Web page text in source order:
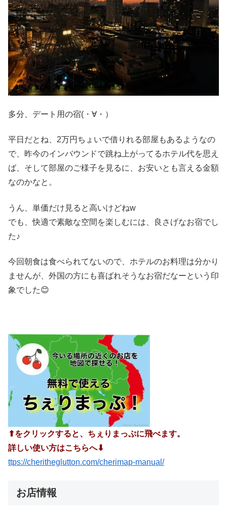
多分、デート用の宿(・∀・）
平日だとね、2万円ちょいで借りれる部屋もあるようなの
で、昨今のインバウンドで跳ね上がってるホテル代を思え
ば、そして部屋のご様子を見るに、お安いとも言える金額
なのかなと。
うん、単価だけ見ると高いけどねw
でも、快適で素敵な空間を楽しむには、良さげなお宿でし
た♪
今回朝食は食べられてないので、ホテルのお料理は分かり
ませんが、外国の方にも喜ばれそうなお宿だなーという印
象でした😊
⬆︎をクリックすると、ちぇりまっぷに飛べます。
詳しい使い方はこちらへ⬇︎
ttps://cheritheglutton.com/cherimap-manual/
お店情報